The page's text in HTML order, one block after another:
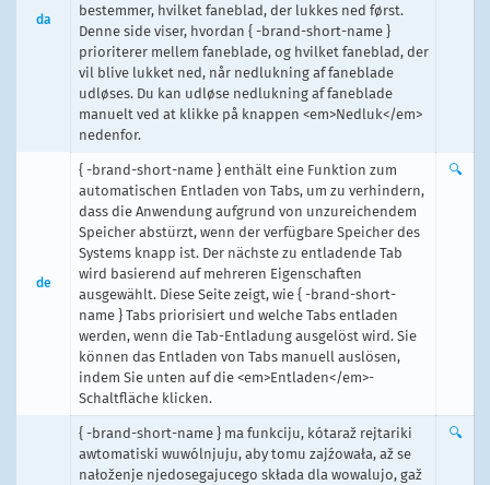
da
bestemmer, hvilket faneblad, der lukkes ned først.
Denne side viser, hvordan { -brand-short-name }
prioriterer mellem faneblade, og hvilket faneblad, der
vil blive lukket ned, når nedlukning af faneblade
udløses. Du kan udløse nedlukning af faneblade
manuelt ved at klikke på knappen <em>Nedluk</em>
nedenfor.
de
{ -brand-short-name } enthält eine Funktion zum
automatischen Entladen von Tabs, um zu verhindern,
dass die Anwendung aufgrund von unzureichendem
Speicher abstürzt, wenn der verfügbare Speicher des
Systems knapp ist. Der nächste zu entladende Tab
wird basierend auf mehreren Eigenschaften
ausgewählt. Diese Seite zeigt, wie { -brand-short-
name } Tabs priorisiert und welche Tabs entladen
werden, wenn die Tab-Entladung ausgelöst wird. Sie
können das Entladen von Tabs manuell auslösen,
indem Sie unten auf die <em>Entladen</em>-
Schaltfläche klicken.
🔍
{ -brand-short-name } ma funkciju, kótaraž rejtariki
awtomatiski wuwólnjuju, aby tomu zajźowała, až se
nałoženje njedosegajucego składa dla wowalujo, gaž
🔍